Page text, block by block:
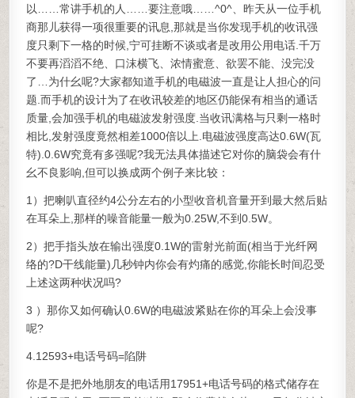
以……常讲手机的人……要注意哦……^0^、昨天从一位手机
商那儿获得一项很重要的讯息,那就是当你发现手机的收讯强
度只剩下一格的时候,宁可挂断不谈或者是改用公用电话.千万
不要再滔滔不绝、口沫横飞、浓情蜜意、欲罢不能、没完没
了…为什幺呢?大家都知道手机的电磁波一直是让人担心的问
题.而手机的设计为了在收讯较差的地区仍能保有相当的通话
质量,会加强手机的电磁波发射强度.当收讯满格与只剩一格时
相比,发射强度竟然相差1000倍以上.电磁波强度高达0.6W(瓦
特).0.6W究竟有多强呢?我无法具体描述它对你的脑袋会有什
幺不良影响,但可以换成两个例子来比较：
1）把喇叭直径约4公分左右的小型收音机音量开到最大然后贴
在耳朵上,那样的噪音能量一般为0.25W,不到0.5W。
2）把手指头放在输出强度0.1W的雷射光前面(相当于光纤网
络的?D干线能量)几秒钟内你会有灼痛的感觉,你能长时间忍受
上述这两种状况吗?
3 ）那你又如何确认0.6W的电磁波紧贴在你的耳朵上会没事
呢?
4.12593+电话号码=陷阱
你是不是把外地朋友的电话用17951+电话号码的格式储存在